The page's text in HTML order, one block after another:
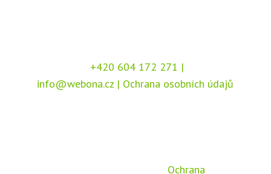
+420 604 172 271 |
info@webona.cz | Ochrana osobních údajů
Ochrana